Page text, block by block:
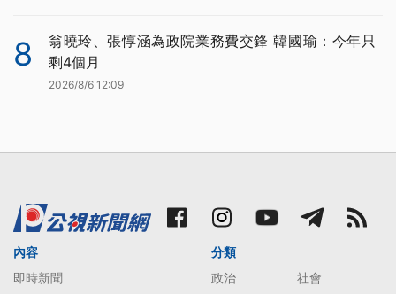
8
翁曉玲、張惇涵為政院業務費交鋒 韓國瑜：今年只
剩4個月
2026/8/6 12:09
內容
即時新聞
分類
政治
社會